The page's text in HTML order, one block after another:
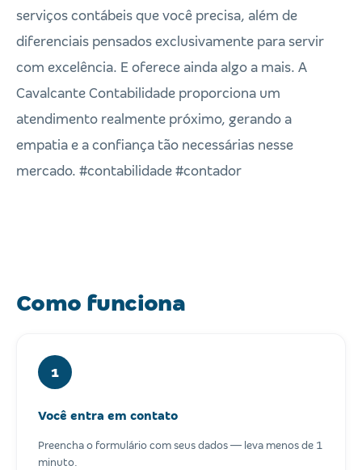
serviços contábeis que você precisa, além de
diferenciais pensados exclusivamente para servir
com excelência. E oferece ainda algo a mais. A
Cavalcante Contabilidade proporciona um
atendimento realmente próximo, gerando a
empatia e a confiança tão necessárias nesse
mercado. #contabilidade #contador
Como funciona
1
Você entra em contato
Preencha o formulário com seus dados — leva menos de 1
minuto.